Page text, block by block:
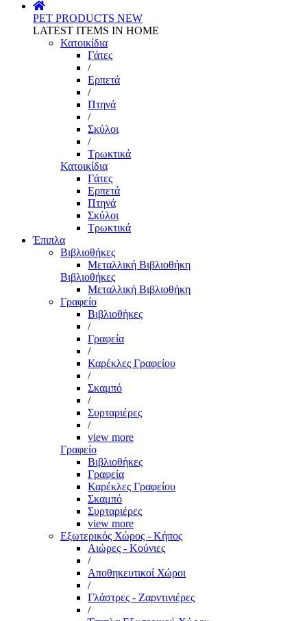
PET PRODUCTS NEW
LATEST ITEMS IN HOME
Κατοικίδια
Γάτες
/
Ερπετά
/
Πτηνά
/
Σκύλοι
/
Τρωκτικά
Κατοικίδια
Γάτες
Ερπετά
Πτηνά
Σκύλοι
Τρωκτικά
Έπιπλα
Βιβλιοθήκες
Μεταλλική Βιβλιοθήκη
Βιβλιοθήκες
Μεταλλική Βιβλιοθήκη
Γραφείο
Βιβλιοθήκες
/
Γραφεία
/
Καρέκλες Γραφείου
/
Σκαμπό
/
Συρταριέρες
/
view more
Γραφείο
Βιβλιοθήκες
Γραφεία
Καρέκλες Γραφείου
Σκαμπό
Συρταριέρες
view more
Εξωτερικός Χώρος - Κήπος
Αιώρες - Κούνιες
/
Αποθηκευτικοί Χώροι
/
Γλάστρες - Ζαρντινιέρες
/